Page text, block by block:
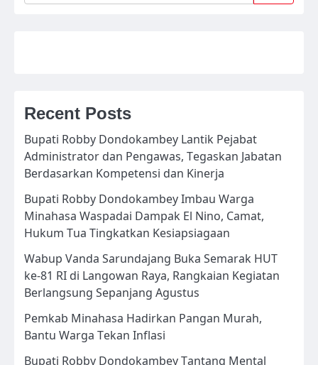
Recent Posts
Bupati Robby Dondokambey Lantik Pejabat
Administrator dan Pengawas, Tegaskan Jabatan
Berdasarkan Kompetensi dan Kinerja
Bupati Robby Dondokambey Imbau Warga
Minahasa Waspadai Dampak El Nino, Camat,
Hukum Tua Tingkatkan Kesiapsiagaan
Wabup Vanda Sarundajang Buka Semarak HUT
ke-81 RI di Langowan Raya, Rangkaian Kegiatan
Berlangsung Sepanjang Agustus
Pemkab Minahasa Hadirkan Pangan Murah,
Bantu Warga Tekan Inflasi
Bupati Robby Dondokambey Tantang Mental